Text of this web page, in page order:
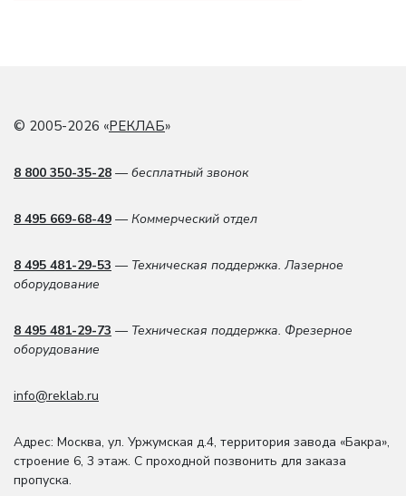
© 2005-2026 «РЕКЛАБ»
8 800 350-35-28 — бесплатный звонок
8 495 669-68-49 — Коммерческий отдел
8 495 481-29-53 — Техническая поддержка. Лазерное
оборудование
8 495 481-29-73 — Техническая поддержка. Фрезерное
оборудование
info@reklab.ru
Адрес: Москва, ул. Уржумская д.4, территория завода «Бакра»,
строение 6, 3 этаж. С проходной позвонить для заказа
пропуска.